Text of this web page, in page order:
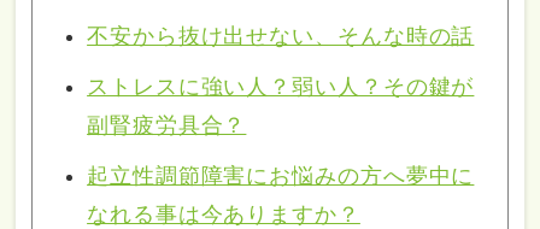
不安から抜け出せない、そんな時の話
ストレスに強い人？弱い人？その鍵が
副腎疲労具合？
起立性調節障害にお悩みの方へ夢中に
なれる事は今ありますか？